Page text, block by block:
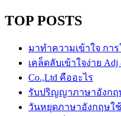
TOP POSTS
มาทำความเข้าใจ กา
เคล็ดลับเข้าใจง่าย Adj
Co.,Ltd คืออะไร
รับปริญญาภาษาอังกฤ
วันหยุดภาษาอังกฤษใ